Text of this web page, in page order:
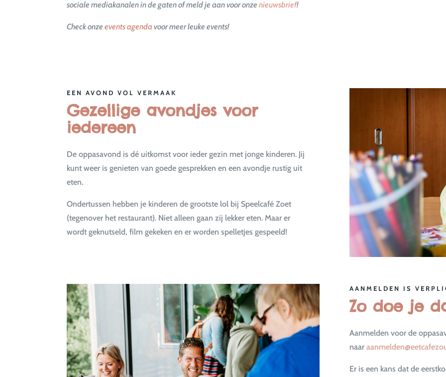
sociale mediakanalen in de gaten of meld je aan voor onzenieuwsbrief!
Check onzeevents agenda voor meer leuke events!
EEN AVOND VOL VERMAAK
Gezellige avondjes voor
iedereen
De oppasavond is dé uitkomst voor ieder gezin met jonge kinderen. Jij
kunt weer is genieten van goede gesprekken en een avondje rustig uit
eten.
Ondertussen hebben je kinderen de grootste lol bij Speelcafé Zoet
(tegenover het restaurant). Niet alleen gaan zij lekker eten. Maar er
wordt geknutseld, film gekeken en er worden spelletjes gespeeld!
AANMELDEN IS
Zo doe je
Aanmelden voor de
naar
Er is een kans dat de